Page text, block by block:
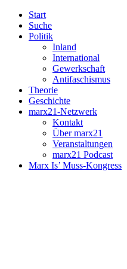
Start
Suche
Politik
Inland
International
Gewerkschaft
Antifaschismus
Theorie
Geschichte
marx21-Netzwerk
Kontakt
Über marx21
Veranstaltungen
marx21 Podcast
Marx Is’ Muss-Kongress